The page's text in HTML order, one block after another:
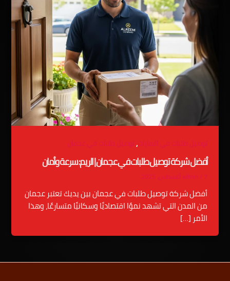
توصيل طلبات في الامارات,توصيل طلبات في عجمان
أفضل شركة توصيل طلبات في عجمان | الريم: سرعة وأمان
admin/ 7 أغسطس، 2025
أفضل شركة توصيل طلبات في عجمان بين يديك تعتبر عجمان
من المدن التي تشهد نموًا اقتصاديًا وسكانيًا متسارعًا، وهذا
الأمر […]